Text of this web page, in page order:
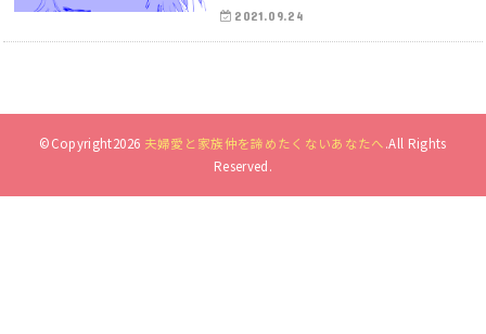
2021.09.24
©Copyright2026 夫婦愛と家族仲を諦めたくないあなたへ.All Rights
Reserved.